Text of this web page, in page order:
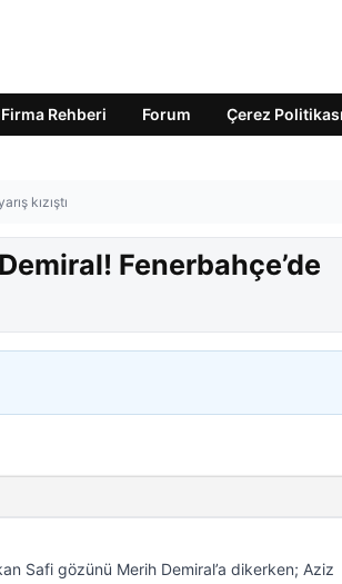
Firma Rehberi Forum Çerez Politikası
kızıştı
Fenerbahçe’de
Safi gözünü Merih Demiral’a dikerken; Aziz